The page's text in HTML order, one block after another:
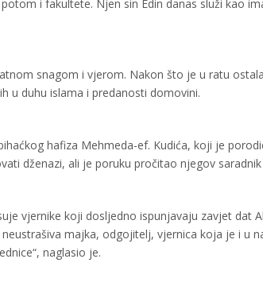
i fakultete. Njen sin Edin danas služi kao
snagom i vjerom. Nakon što je u ratu
u duhu islama i predanosti domovini.
hafiza Mehmeda-ef. Kudića, koji je
dženazi, ali je poruku pročitao njegov
vjernike koji dosljedno ispunjavaju zavjet dat
majka, odgojitelj, vjernica koja je i u
naglasio je.